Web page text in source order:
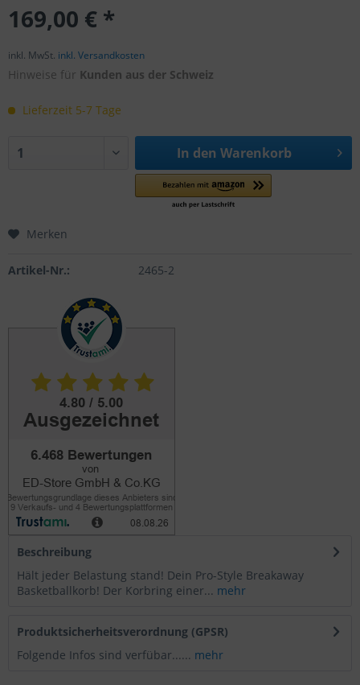
169,00 € *
inkl. MwSt. inkl. Versandkosten
Hinweise für Kunden aus der Schweiz
Lieferzeit 5-7 Tage
In den Warenkorb
Merken
Artikel-Nr.: 2465-2
Beschreibung
Hält jeder Belastung stand! Dein Pro-Style Breakaway
Basketballkorb! Der Korbring einer... mehr
Produktsicherheitsverordnung (GPSR)
Folgende Infos sind verfübar...... mehr